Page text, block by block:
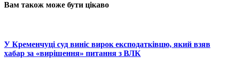
Вам також може бути цікаво
У Кременчуці суд виніс вирок експодатківцю, який взяв
хабар за «вирішення» питання з ВЛК